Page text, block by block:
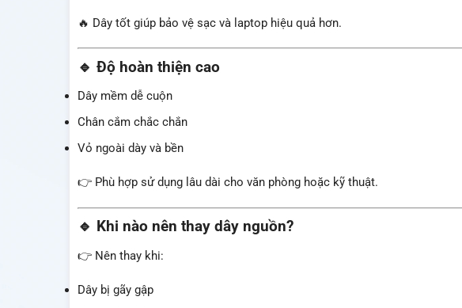
🔥 Dây tốt giúp bảo vệ sạc và laptop hiệu quả hơn.
🔹 Độ hoàn thiện cao
Dây mềm dễ cuộn
Chân cắm chắc chắn
Vỏ ngoài dày và bền
👉 Phù hợp sử dụng lâu dài cho văn phòng hoặc kỹ thuật.
🔹 Khi nào nên thay dây nguồn?
👉 Nên thay khi:
Dây bị gãy gập